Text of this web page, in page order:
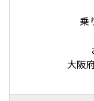
乗
大阪